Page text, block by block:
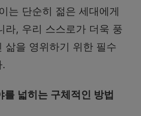
는 단순히 젊은 세대에게
라, 우리 스스로가 더욱 풍
삶을 영위하기 위한 필수
넓히는 구체적인 방법